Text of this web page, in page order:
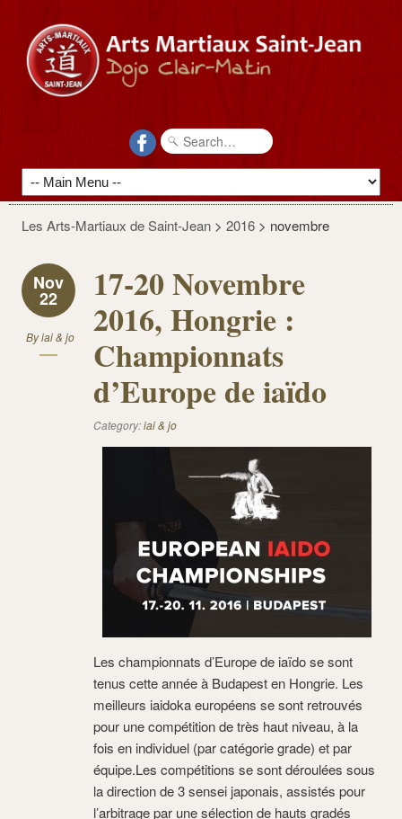
Les Arts-Martiaux de Saint-Jean > 2016 > novembre
Nov
22
Byiai & jo
17-20 Novembre
2016, Hongrie :
Championnats
d’Europe de iaïdo
Category:iai & jo
Les championnats d’Europe de iaïdo se sont
tenus cette année à Budapest en Hongrie. Les
meilleurs iaidoka européens se sont retrouvés
pour une compétition de très haut niveau, à la
fois en individuel (par catégorie grade) et par
équipe.Les compétitions se sont déroulées sous
la direction de 3 sensei japonais, assistés pour
l’arbitrage par une sélection de hauts gradés